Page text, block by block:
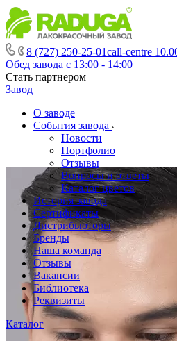
8 (727) 250-25-01call-centre
Обед завода с 13:00 - 14:00
Стать партнером
Завод
О заводе
События завода
Новости
Портфолио
Отзывы
Вопросы и ответы
Каталог цветов
История завода
Сертификаты
Дистрибьюторы
Бренды
Наша команда
Отзывы
Вакансии
Библиотека
Реквизиты
Каталог